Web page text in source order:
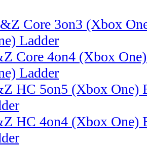
Ladder
Ladder